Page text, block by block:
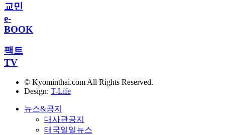
교민
e-
BOOK
팩트
TV
© Kyominthai.com All Rights Reserved.
Design: T-Life
뉴스&공지
대사관공지
태국일일뉴스